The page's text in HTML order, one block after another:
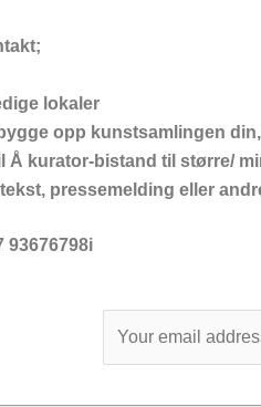
lokaler
opp kunstsamlingen
Å kurator-bistand til større/
pressemelding eller
93676798i